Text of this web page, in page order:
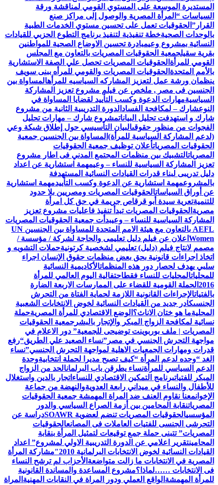
المستديرة الموسعة على المستوي القومي لمناقشة ورقة
السياسات “المرأة المصرية والوصول إلى مراكز صنع
القرار” الحقوقيات تعمل على تحسين مستوي الخدمات الطبية
بالوحدات الصحيةخطة تنفيذية لتنفيذ برنامج التطوع الحزبي للقيادات
النسائية بمشروع وعيمبادرة تحسين الاوضاع الصحية للمواطنين
بقرية سقيلجمعية الحقوقيات المصريات بالتعاون مع المجلس
القومي للمرأة الحقوقيات المصريات تحصل علي الصفة الاستشارية
بالأمم المتحدة الحقوقيات المصريات والقومي للمرأه ببنى سويف
ينظمان ورشة عمل لتعزيز المشاركه السياسيه للمرأهالمساواة بين
الجنسين فى مصر , ملخص عن فيلم مشروع تعزيز المشاركة
السياسيةمهارات الدعوة وكسب التأييد لقضايا المساواة في
النوعشارك – لمكافحة الفساد الدورة التدريبية الثانية من مشروع
شارك و استهدفت تحليل البياناتمشروع شارك – مهارات تحليل
الفجوات من منظور حقوقىالبيان التأسيسي حول إطلاق شبكة وعي
(لدعم المشاركة السياسية للمرأة) المساواة بين الجنسين جمعية
الحقوقيات المصرياتأعلان توظيف جمعية الحقوقيات
المصرياتالتشبيك بين منظمات المجتمع المدني فى اطار مشروع
تعزيز المشاركة السياسية للنساء – وعيمهمة استشارية عن اعداد
دليل تدريبى لبناء قدرات القيادات النسائية المستهدفة
بالمشروعمهمة استشارية عن الدعوة وكسب التأييدمهمة استشارية
عن أوراق السياساتالحقوقيات المصريات ومصريين بلا حدود
للتنميةتعرية سيدة أبو قرقاص جريمة في حق كل امرأة
مصرية الحقوقيات المصريات تبدأ تنفيذ فاعليات مشروع تعزيز
المشاركة السياسية للنساء – وعيبدأت جمعية الحقوقيات المصريات
AEFL بالتعاون مع هيئة الامم المتحدة للمساواة بين الجنسين UN
Women اعلان عن فيلم دليل تعليمى والحاجة لشركة / مؤسسة /
مصمم لانتاج فيلم (دليل) تعليمي لشخصية كرتونيةحملات التشويه و
اتخاذ اجراءات قانونية بحق بعض منظمات حقوق الإنسان اجراء
سلبي يهدف لحصار دور هذه المنظماتالأكاديمية النسائية
للمحلياتالمحليات للنساء فقطاحتفالية اليوم العالمي للمرأة
2016 الحملة القومية للقضاء على الممارسات الاربعة الضارة
بالفتياتالإجراءات القانونية اللازمة لحماية الفتاة من التحرش
الجنسىكادر جديد من القيادات النسائية لخوض الانتخابات الشعبية
المحليةما هو ختان الاناث؟ الوضع الاقتصادي للمرأة المصريةحملة
نسائية لمكافحة الزواج المبكر والإتجار بالبشر جمعية الحقوقيات
المصريات | ملف بوربوينت توضيحى للجمعية” دور الاعلام في
مواجهة التحرش الجنسي في مصر”نساء الصعيد علي الطريق“رفع
قدرات ومهارات الجمعيات الاهلية لمواجهة التحرش الجنسي”نساء
الغد “وحده لدعم المرأة “كيف تصبح مديرا لحملة انتخابيةوحدة
الدعم السياسي للمرأةنساء يطرقن باب البرلمانالحد من الزواج
المبكر للفتياتبرنامج التمكين الاقتصادي للنساء اتجار بالدين واستغلال
للأطفال والنساء في ميداني رابعة العدويةوالنهضة من جماعة
الإخوانمعنا نقاوم العنف ضد المراة المهمشة جمعية الحقوقيات
المصرياتنقابة المحامين بين أزمة الصراع السياسي والدور
المؤسسيالحقوقيات المصريات تنضم لعضوية SOAWR
دراسة عن
التحرشى الجنسى للفتيات العاملات فى المصانعالحقوقيات
المصريات” تتبنى حملة جمع توقيعات لتمثيل المرأة بنقابة
المحامينتقرير اعلامي عن الدورة التدريبية الاولي لمشروع” اعداد
القيادات النسائية لخوض الانتخابات البرلمانية 2010″
مشاركة المرأة
المصرية في الانتخابات ما زالت متواضعة الأحزاب لم ترشح النساء
فى الانتخابات ……لماذا؟مشروع المساعدة والمساندة القانونية
للمرأة المهمشة الواقع العملي ودور المراة في النقابات المهنية المراة